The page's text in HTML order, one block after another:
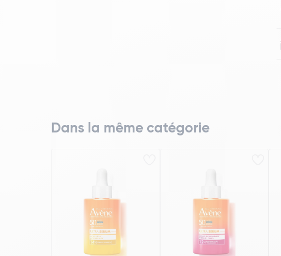
Dans la même catégorie